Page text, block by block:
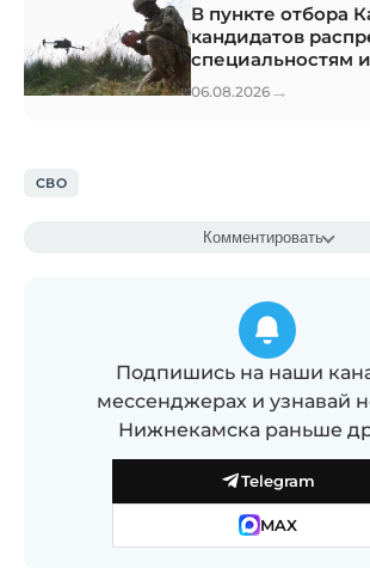
В пункте отбора
кандидатов
специальностям
06.08.2026 →
СВО
Комментировать
Подпишись на наши
мессенджерах и узнавай
Нижнекамска раньше
Telegram
MAX